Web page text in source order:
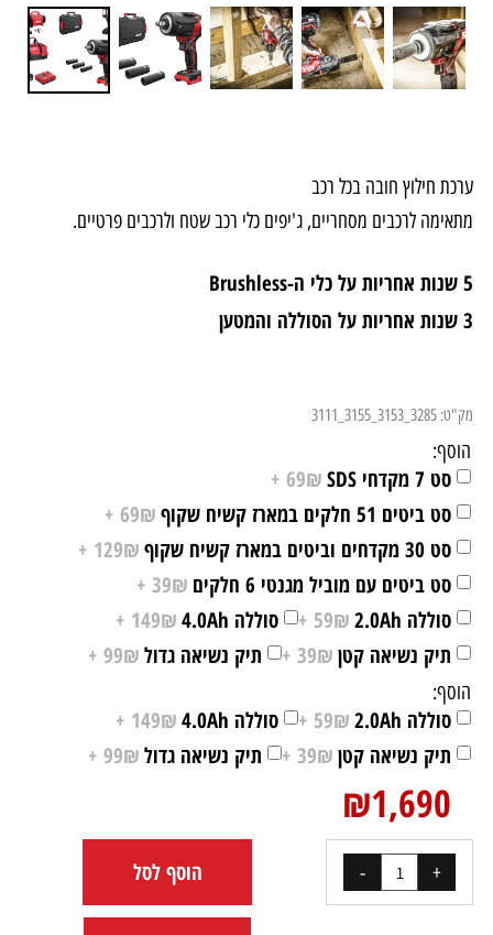
ערכת חילוץ חובה בכל רכב
מתאימה לרכבים מסחריים, ג'יפים כלי רכב שטח ולרכבים פרטיים.
5 שנות אחריות על כלי ה-Brushless
3 שנות אחריות על הסוללה והמטען
מק"ט: 3285_3153_3155_3111
הוסף:
סט 7 מקדחי SDS
69₪ +
סט ביטים 51 חלקים במארז קשיח שקוף
69₪ +
סט 30 מקדחים וביטים במארז קשיח שקוף
129₪ +
סט ביטים עם מוביל מגנטי 6 חלקים
39₪ +
סוללה 2.0Ah
59₪ + סוללה 4.0Ah
149₪ +
תיק נשיאה קטן39₪ + תיק נשיאה גדול99₪ +
הוסף:
סוללה 2.0Ah 59₪ + סוללה 4.0Ah
149₪ +
תיק נשיאה קטן39₪ + תיק נשיאה גדול99₪ +
₪1,690
הוסף לסל